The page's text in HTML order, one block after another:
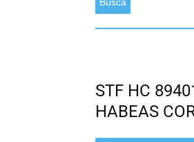
STF HC
HABEAS